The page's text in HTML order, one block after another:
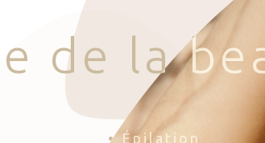
e d e la be
• Épilation